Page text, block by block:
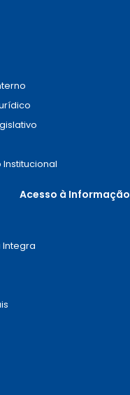
Acesso à Informação
Integra